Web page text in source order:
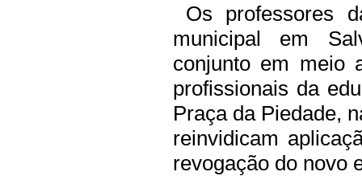
Os professores
municipal em
conjunto em meio
profissionais da
Praça da Piedade,
reinvidicam
revogação do novo